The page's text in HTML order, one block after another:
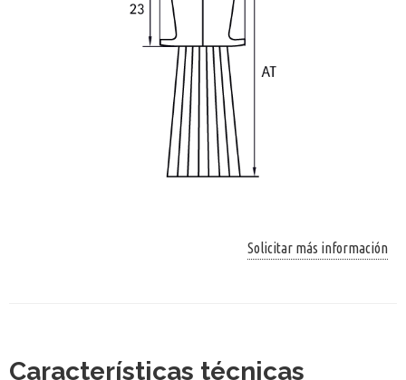
Solicitar más información
Características técnicas